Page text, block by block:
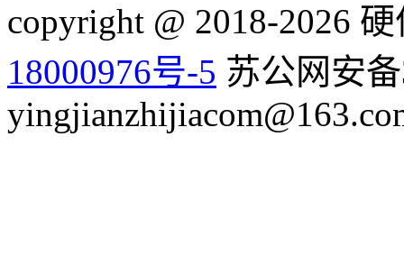
copyright @ 2018-2026
18000976号-5 苏公网安